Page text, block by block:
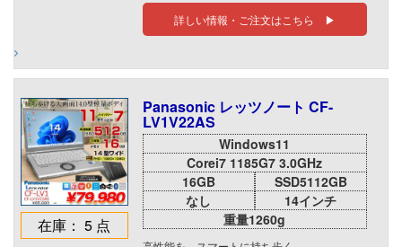
詳しい情報・ご注文はこちら ▶
在庫： 5 点
Panasonic レッツノート CF-
LV1V22AS
Windows11
Corei7 1185G7 3.0GHz
16GB
SSD5112GB
なし
14インチ
重量1260g